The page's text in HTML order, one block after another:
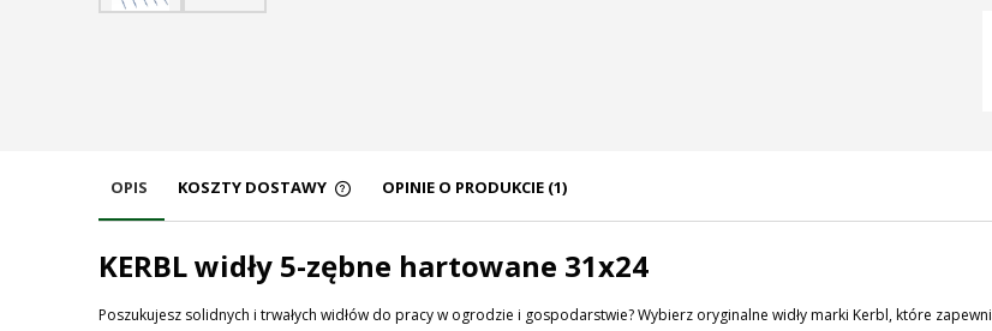
OPIS KOSZTY DOSTAWY
KOSZTÓW PŁATNOŚCI
OPINIE O PRODUKCIE (1)
KERBL widły 5-zębne hartowane 31x24
Poszukujesz solidnych i trwałych widłów do pracy w ogrodzie i gospodarstwie? Wybierz oryginalne widły marki Kerbl, które